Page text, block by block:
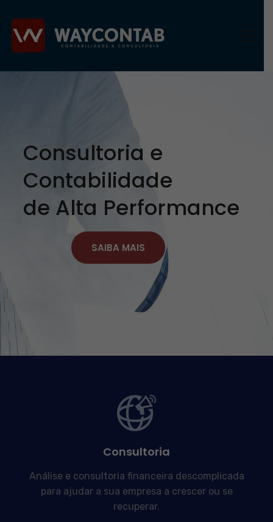
Consultoria e
Contabilidade
de Alta Performance
SAIBA MAIS
Consultoria
Análise e consultoria financeira descomplicada
para ajudar a sua empresa a crescer ou se
recuperar.